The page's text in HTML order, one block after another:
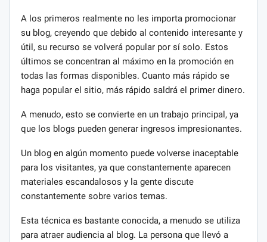
A los primeros realmente no les importa promocionar
su blog, creyendo que debido al contenido interesante y
útil, su recurso se volverá popular por sí solo. Estos
últimos se concentran al máximo en la promoción en
todas las formas disponibles. Cuanto más rápido se
haga popular el sitio, más rápido saldrá el primer dinero.
A menudo, esto se convierte en un trabajo principal, ya
que los blogs pueden generar ingresos impresionantes.
Un blog en algún momento puede volverse inaceptable
para los visitantes, ya que constantemente aparecen
materiales escandalosos y la gente discute
constantemente sobre varios temas.
Esta técnica es bastante conocida, a menudo se utiliza
para atraer audiencia al blog. La persona que llevó a